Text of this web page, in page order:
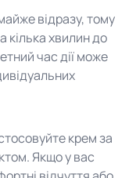
відразу, тому
кілька хвилин до
час дії може
крем за
Якщо у вас